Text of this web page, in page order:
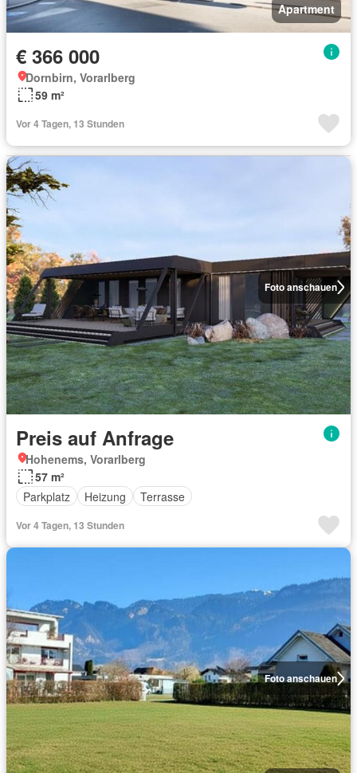
Apartment
€ 366 000
Dornbirn, Vorarlberg
59 m²
Vor 4 Tagen, 13 Stunden
Foto anschauen
Preis auf Anfrage
Hohenems, Vorarlberg
57 m²
Parkplatz
Heizung Terrasse
Vor 4 Tagen, 13 Stunden
Foto anschauen